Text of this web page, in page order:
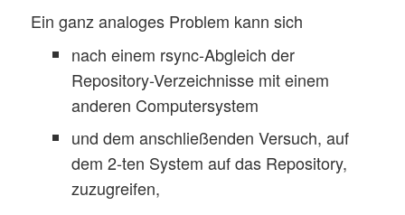
Ein ganz analoges Problem kann sich
nach einem rsync-Abgleich der
Repository-Verzeichnisse mit einem
anderen Computersystem
und dem anschließenden Versuch, auf
dem 2-ten System auf das Repository,
zuzugreifen,